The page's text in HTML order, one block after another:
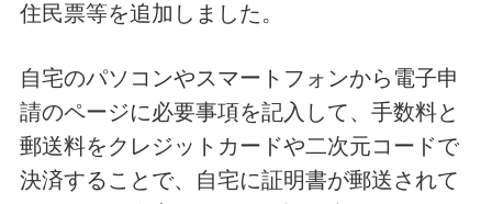
住民票等を追加しました。
自宅のパソコンやスマートフォンから電子申
請のページに必要事項を記入して、手数料と
郵送料をクレジットカードや二次元コードで
決済することで、自宅に証明書が郵送されて